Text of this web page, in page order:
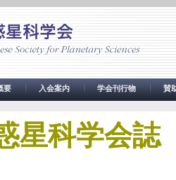
要 入会案内 学会刊行物
賛
星科学会誌